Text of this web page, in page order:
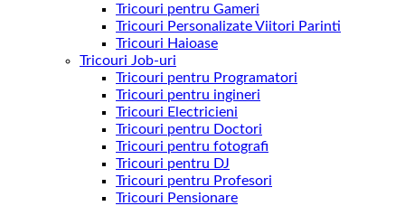
Tricouri pentru Gameri
Tricouri Personalizate Viitori Parinti
Tricouri Haioase
Tricouri Job-uri
Tricouri pentru Programatori
Tricouri pentru ingineri
Tricouri Electricieni
Tricouri pentru Doctori
Tricouri pentru fotografi
Tricouri pentru DJ
Tricouri pentru Profesori
Tricouri Pensionare